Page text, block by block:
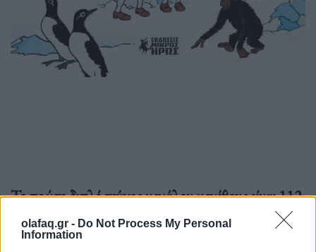
olafaq.gr - Do Not Process My Personal
Information
Το πρώτο διπλό τεύχος μεγάλου μεγέθους είναι 112
σελίδων. To κόμικς είναι ήδη διαθέσιμο στο